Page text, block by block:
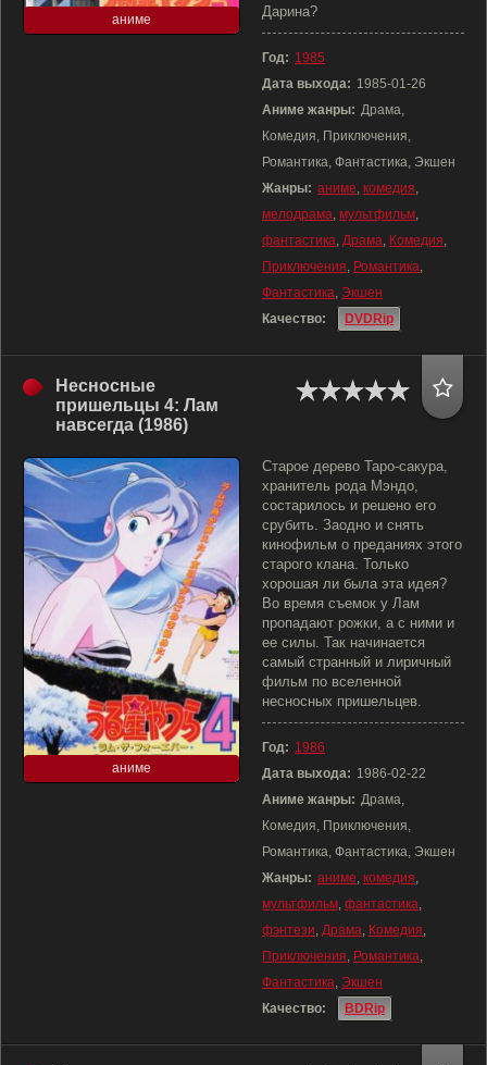
аниме Дарина?
Год: 1985
Дата выхода: 1985-01-26
Аниме жанры: Драма,
Комедия, Приключения,
Романтика, Фантастика, Экшен
Жанры: аниме, комедия,
мелодрама, мультфильм,
фантастика, Драма, Комедия,
Приключения, Романтика,
Фантастика, Экшен
Качество:
DVDRip
Несносные
пришельцы 4: Лам
навсегда (1986)
аниме
Старое дерево Таро-сакура,
хранитель рода Мэндо,
состарилось и решено его
срубить. Заодно и снять
кинофильм о преданиях этого
старого клана. Только
хорошая ли была эта идея?
Во время съемок у Лам
пропадают рожки, а с ними и
ее силы. Так начинается
самый странный и лиричный
фильм по вселенной
несносных пришельцев.
Год: 1986
Дата выхода: 1986-02-22
Аниме жанры: Драма,
Комедия, Приключения,
Романтика, Фантастика, Экшен
Жанры: аниме, комедия,
мультфильм, фантастика,
фэнтези, Драма, Комедия,
Приключения, Романтика,
Фантастика, Экшен
Качество:
BDRip